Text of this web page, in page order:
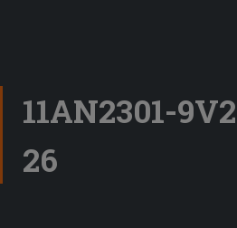
11AN2301-
26